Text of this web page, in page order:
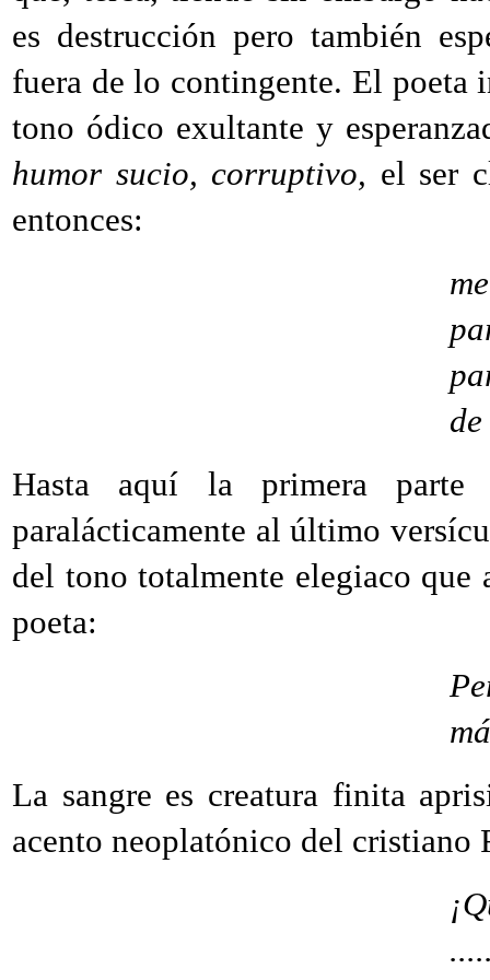
es destrucción pero también
fuera de lo contingente. El poeta
tono ódico exultante y
humor sucio, corruptivo, el ser
entonces:
Hasta aquí la primera
paralácticamente al último
del tono totalmente elegiaco que
poeta:
La sangre es creatura finita
acento neoplatónico del cristiano